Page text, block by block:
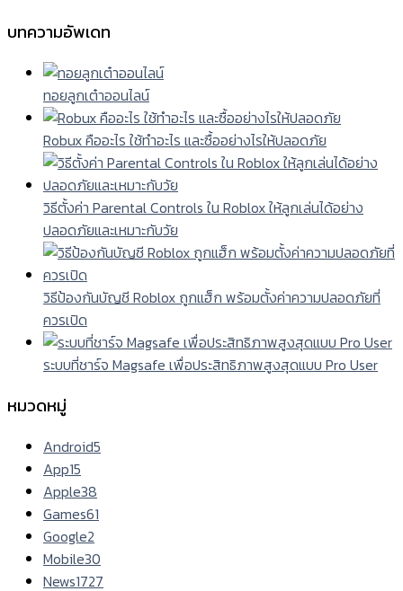
บทความอัพเดท
ทอยลูกเต๋าออนไลน์
Robux คืออะไร ใช้ทำอะไร และซื้ออย่างไรให้ปลอดภัย
วิธีตั้งค่า Parental Controls ใน Roblox ให้ลูกเล่นได้อย่าง
ปลอดภัยและเหมาะกับวัย
วิธีป้องกันบัญชี Roblox ถูกแฮ็ก พร้อมตั้งค่าความปลอดภัยที่
ควรเปิด
ระบบที่ชาร์จ Magsafe เพื่อประสิทธิภาพสูงสุดแบบ Pro User
หมวดหมู่
Android5
App15
Apple38
Games61
Google2
Mobile30
News1727